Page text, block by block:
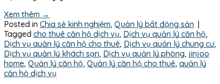
Xem thêm →
Posted in Chia sẻ kinh nghiệm, Quản lý bất động sản |
Tagged cho thuê căn hộ dịch vụ, Dịch vụ quản lý căn hộ,
Dịch vụ quản lý căn hộ cho thuê, Dịch vụ quản lý chung cư,
Dịch vụ quản lý khách sạn, Dịch vụ quản lý phòng, jinjoo
home, Quản lý căn hộ, Quản lý căn hộ cho thuê, quản lý
căn hộ dịch vụ